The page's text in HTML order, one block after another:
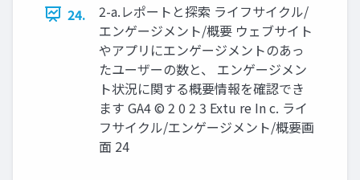
24.
2-a.レポートと探索 ライフサイクル/
エンゲージメント/概要 ウェブサイト
やアプリにエンゲージメントのあっ
たユーザーの数と、 エンゲージメン
ト状況に関する概要情報を確認でき
ます GA4 © 2 0 2 3 Extu re In c. ライ
フサイクル/エンゲージメント/概要画
面 24